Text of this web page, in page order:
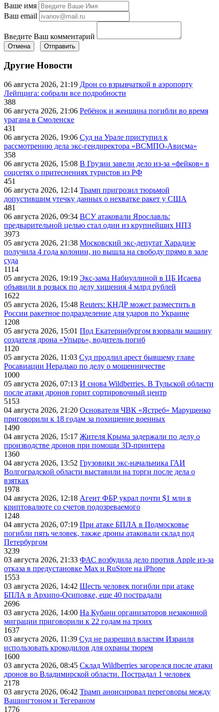
Ваше имя
Ваш email
Введите Ваш комментарий
Отмена Отправить
Другие Новости
06 августа 2026, 21:19 Дрон со взрывчаткой в аэропорту
Лейпцига: собрали все подробности
388
06 августа 2026, 21:06 Ребёнок и женщина погибли во время
урагана в Смоленске
431
06 августа 2026, 19:06 Суд на Урале приступил к
рассмотрению дела экс-гендиректора «ВСМПО-Ависма»
358
06 августа 2026, 15:08 В Грузии завели дело из-за «фейков» в
соцсетях о притеснениях туристов из РФ
451
06 августа 2026, 12:14 Трамп пригрозил тюрьмой
допустившим утечку данных о нехватке ракет у США
481
06 августа 2026, 09:34 ВСУ атаковали Ярославль:
предварительной целью стал один из крупнейших НПЗ
3973
05 августа 2026, 21:38 Московский экс-депутат Харадизе
получила 4 года колонии, но вышла на свободу прямо в зале
суда
1114
05 августа 2026, 19:19 Экс-зама Набиуллиной в ЦБ Исаева
объявили в розыск по делу хищения 4 млрд рублей
1622
05 августа 2026, 15:48 Reuters: КНДР может разместить в
России ракетное подразделение для ударов по Украине
1208
05 августа 2026, 15:01 Под Екатеринбургом взорвали машину
создателя дрона «Упырь», водитель погиб
1120
05 августа 2026, 11:03 Суд продлил арест бывшему главе
Росавиации Нерадько по делу о мошенничестве
1000
05 августа 2026, 07:13 И снова Wildberries. В Тульской области
после атаки дронов горит сортировочный центр
5153
04 августа 2026, 21:20 Основателя ЧВК «Ястреб» Марущенко
приговорили к 18 годам за похищение военных
1490
04 августа 2026, 15:17 Жителя Крыма задержали по делу о
производстве дронов при помощи 3D‑принтера
1360
04 августа 2026, 13:52 Грузовики экс-начальника ГАИ
Волгоградской области выставили на торги после дела о
взятках
1978
04 августа 2026, 12:18 Агент ФБР украл почти $1 млн в
криптовалюте со счетов подозреваемого
1248
04 августа 2026, 07:19 При атаке БПЛА в Подмосковье
погибли пять человек, также дроны атаковали склад под
Петербургом
3239
03 августа 2026, 21:33 ФАС возбудила дело против Apple из-за
отказа в предустановке Max и RuStore на iPhone
1553
03 августа 2026, 14:42 Шесть человек погибли при атаке
БПЛА в Архипо-Осиповке, еще 40 пострадали
2696
03 августа 2026, 14:00 На Кубани организаторов незаконной
миграции приговорили к 22 годам на троих
1637
03 августа 2026, 11:39 Суд не разрешил властям Израиля
использовать крокодилов для охраны тюрем
1600
03 августа 2026, 08:45 Склад Wildberries загорелся после атаки
дронов во Владимирской области. Пострадал 1 человек
2178
03 августа 2026, 06:42 Трамп анонсировал переговоры между
Вашингтоном и Тегераном
1776